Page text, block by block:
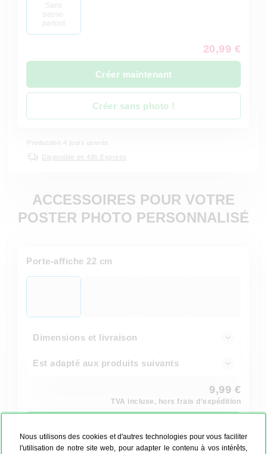
Nous utilisons des cookies et d'autres technologies pour vous faciliter
l'utilisation de notre site web, pour adapter le contenu à vos intérêts,
Sans
passe-
partout
20,99 €
Créer maintenant
Créer sans photo !
Production 4 jours ouvrés
Disponible en 48h Express
ACCESSOIRES POUR VOTRE
POSTER PHOTO PERSONNALISÉ
Porte-affiche 22 cm
Dimensions et livraison
Est adapté aux produits suivants
9,99 €
TVA incluse, hors frais d’expédition